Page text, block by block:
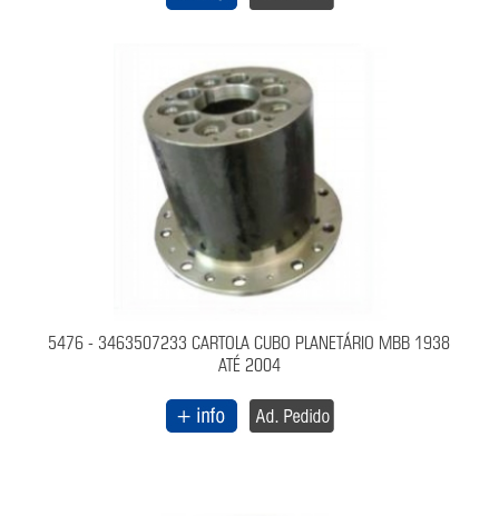
5476 - 3463507233 CARTOLA CUBO PLANETÁRIO MBB 1938
ATÉ 2004